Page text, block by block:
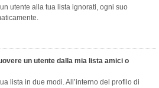
utente alla tua lista ignorati, ogni suo
un utente dalla mia lista amici o
lista in due modi. All’interno del profilo di